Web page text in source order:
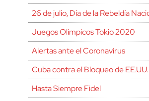
26 de julio, Día de la Rebeldía
Juegos Olímpicos Tokio 2020
Alertas ante el Coronavirus
Cuba contra el Bloqueo de EE.UU.
Hasta Siempre Fidel